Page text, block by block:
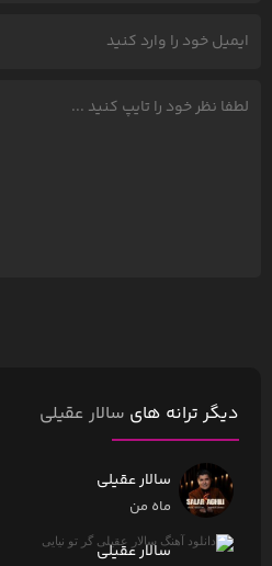
دیگر ترانه های سالار عقیلی
سالار عقیلی
ماه من
سالار عقیلی